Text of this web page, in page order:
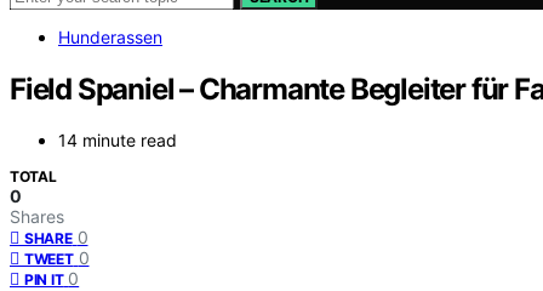
Hunderassen
Field Spaniel – Charmante Begleiter für
14 minute read
TOTAL
0
Shares
SHARE 0
TWEET 0
PIN IT 0